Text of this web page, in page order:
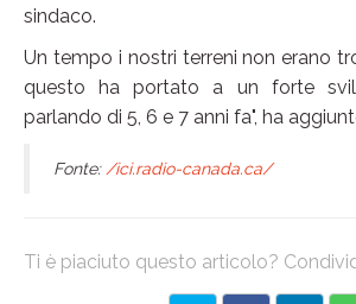
sindaco.
Un tempo i nostri terreni non erano
questo ha portato a un forte
parlando di 5, 6 e 7 anni fa", ha
Fonte: /ici.radio-canada.ca/
Ti è piaciuto questo articolo?